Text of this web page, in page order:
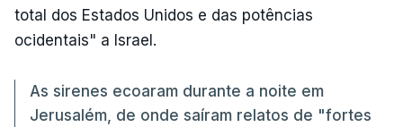
total dos Estados Unidos e das potências
ocidentais" a Israel.
As sirenes ecoaram durante a noite em
Jerusalém, de onde saíram relatos de "fortes